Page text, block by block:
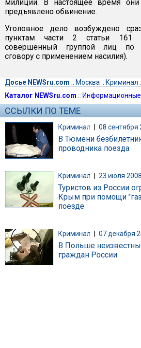
милиции. В настоящее время
предъявлено обвинение.
Уголовное дело возбуждено
пунктам части 2 статьи
совершенный группой лиц по
сговору с применением насилия).
Досье NEWSru.com :: Москва :: Криминал
Каталог NEWSru.com :: Информационные
ССЫЛКИ ПО ТЕМЕ
Криминал | 08 сентября
В Тюмени
проводника поезда
Криминал 23 июля 2008
Туристов из России
Крым при помощи
поезде
Криминал 07 декабря
В Польше
граждан России